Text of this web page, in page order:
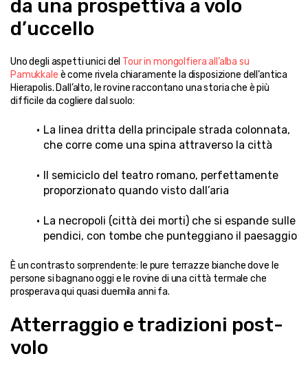
da una prospettiva a volo
d’uccello
Uno degli aspetti unici del Tour in mongolfiera all’alba su
Pamukkale è come rivela chiaramente la disposizione dell’antica
Hierapolis. Dall’alto, le rovine raccontano una storia che è più
difficile da cogliere dal suolo:
La linea dritta della principale strada colonnata,
che corre come una spina attraverso la città
Il semiciclo del teatro romano, perfettamente
proporzionato quando visto dall’aria
La necropoli (città dei morti) che si espande sulle
pendici, con tombe che punteggiano il paesaggio
È un contrasto sorprendente: le pure terrazze bianche dove le
persone si bagnano oggi e le rovine di una città termale che
prosperava qui quasi duemila anni fa.
Atterraggio e tradizioni post-
volo